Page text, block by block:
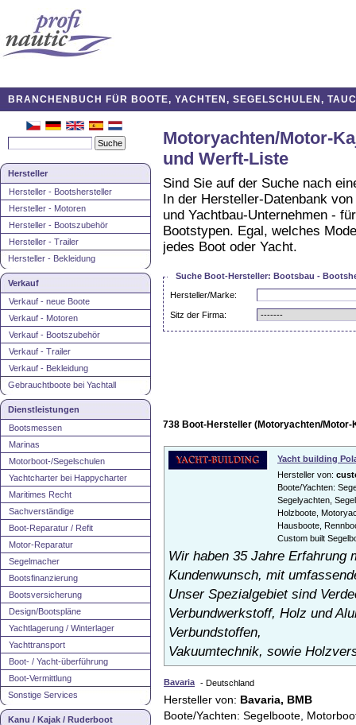
BRANCHENBUCH FÜR BOOTE, YACHTEN, SEGELSCHULEN,
Hersteller
Hersteller - Bootshersteller
Hersteller - Motoren
Hersteller - Bootszubehör
Hersteller - Trailer
Hersteller - Bekleidung
Verkauf
Verkauf - neue Boote
Verkauf - Motoren
Verkauf - Bootszubehör
Verkauf - Trailer
Verkauf - Bekleidung
Gebrauchtboote bei Yachtall
Dienstleistungen
Bootsmessen
Marinas
Motorboot-/Segelschulen
Yachtcharter bei Happycharter
Maritimes Recht
Sachverständige
Boot-Reparatur / Refit
Motor-Reparatur
Segelmacher
Bootsfinanzierung
Bootsversicherung
Design/Bootspläne
Yachtlagerung / Winterlager
Yachttransport
Boot- / Yacht-überführung
Boot-Vermittlung
Sonstige Services
Kanu / Kajak / Ruderboot
Motoryachten/Motor-
und Werft-Liste
Sind Sie auf der Suche nach
In der Hersteller-Datenbank
und Yachtbau-Unternehmen -
Bootstypen. Egal, welches
jedes Boot oder Yacht.
Suche Boot-Hersteller: Bootsbau -
Hersteller/Marke:
Sitz der Firma:
738 Boot-Hersteller (Motoryachten/Motor-
Yacht building
Hersteller von:
Boote/Yachten:
Segelyachten,
Holzboote,
Hausboote,
Custom built
Wir haben 35 Jahre Erfahrung
Kundenwunsch, mit
Unser Spezialgebiet sind
Verbundwerkstoff, Holz und
Verbundstoffen,
Vakuumtechnik, sowie
Bavaria - Deutschland
Hersteller von: Bavaria, BMB
Boote/Yachten: Segelboote,